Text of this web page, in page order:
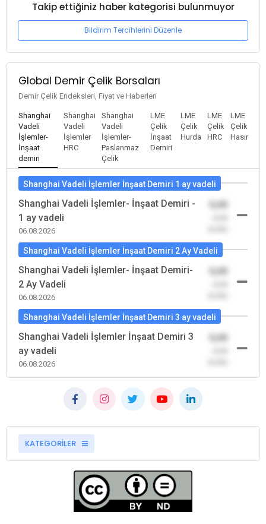
Takip ettiğiniz haber kategorisi bulunmuyor
Bildirim Tercihlerini Düzenle
Global Demir Çelik Borsaları
Demir Çelik Endeksleri, Fiyat ve Haberleri
Shanghai
Vadeli
İşlemler-
İnşaat
demiri
Shanghai
Vadeli
İşlemler
HRC
Shanghai
Vadeli
İşlemler-
Paslanmaz
Çelik
LME
Çelik
İnşaat
Demiri
LME
Çelik
Hurda
LME
Çelik
HRC
LME
Çelik
Hasır
Shanghai Vadeli İşlemler İnşaat Demiri 1 ay vadeli
Shanghai Vadeli İşlemler- İnşaat Demiri -
1 ay vadeli
06.08.2026
Shanghai Vadeli İşlemler İnşaat Demiri 2 Ay Vadeli
Shanghai Vadeli İşlemler- İnşaat Demiri-
2 Ay Vadeli
06.08.2026
Shanghai Vadeli İşlemler İnşaat Demiri 3 ay vadeli
Shanghai Vadeli İşlemler İnşaat Demiri 3
ay vadeli
06.08.2026
KATEGORİLER